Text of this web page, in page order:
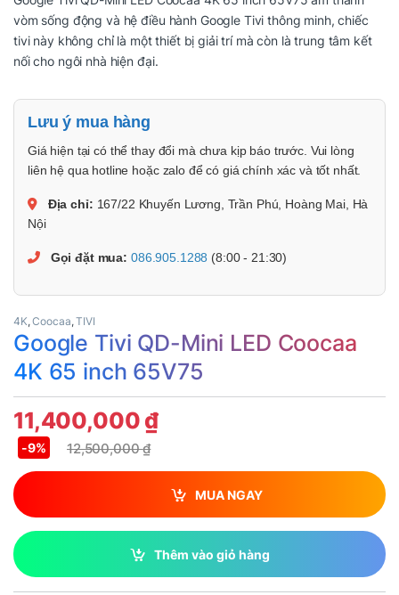
vòm sống động và hệ điều hành Google Tivi thông minh, chiếc
tivi này không chỉ là một thiết bị giải trí mà còn là trung tâm kết
nối cho ngôi nhà hiện đại.
Lưu ý mua hàng
Giá hiện tại có thể thay đổi mà chưa kịp báo trước. Vui lòng
liên hệ qua hotline hoặc zalo để có giá chính xác và tốt nhất.
Địa chỉ: 167/22 Khuyến Lương, Trần Phú, Hoàng Mai, Hà
Nội
Gọi đặt mua: 086.905.1288 (8:00 - 21:30)
4K,Coocaa,TIVI
Google Tivi QD-Mini LED Coocaa
4K 65 inch 65V75
11,400,000 ₫
12,500,000₫
-9%
MUA NGAY
Thêm vào giỏ hàng